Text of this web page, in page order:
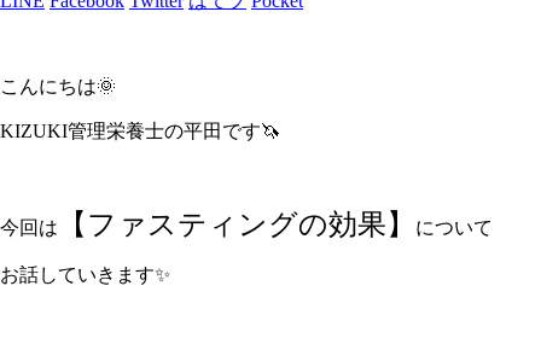
こんにちは🌞
KIZUKI管理栄養士の平田です🦄
今回は 【ファスティングの効果】 について
お話していきます✨